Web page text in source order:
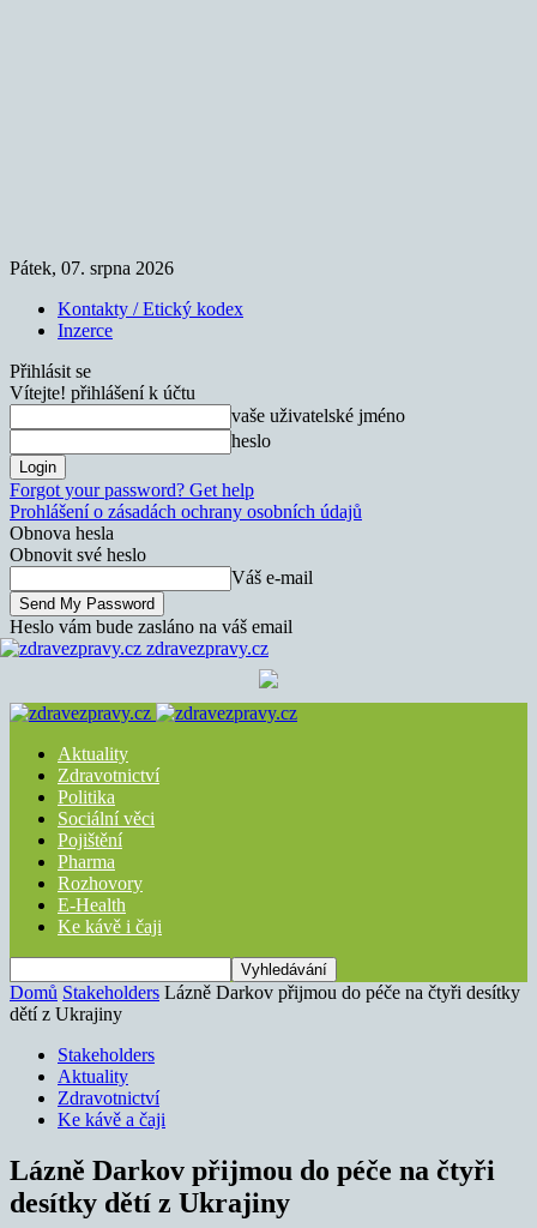
Pátek, 07. srpna 2026
Kontakty / Etický kodex
Inzerce
Přihlásit se
Vítejte! přihlášení k účtu
vaše uživatelské jméno
heslo
Forgot your password? Get help
Prohlášení o zásadách ochrany osobních údajů
Obnova hesla
Obnovit své heslo
Váš e-mail
Heslo vám bude zasláno na váš email
zdravezpravy.cz
Aktuality
Zdravotnictví
Politika
Sociální věci
Pojištění
Pharma
Rozhovory
E-Health
Ke kávě i čaji
Domů Stakeholders Lázně Darkov přijmou do péče na čtyři desítky
dětí z Ukrajiny
Stakeholders
Aktuality
Zdravotnictví
Ke kávě a čaji
Lázně Darkov přijmou do péče na čtyři
desítky dětí z Ukrajiny